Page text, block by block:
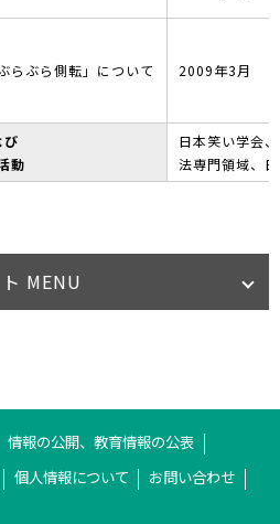
らぶら側転」について 2009年3月
び
動
日本笑い学会
法専門領域、
MENU
情報の公開、教育情報の公表
個人情報について
お問い合わせ